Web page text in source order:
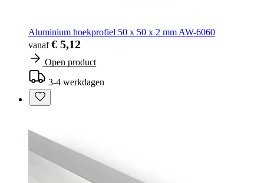
Aluminium hoekprofiel 50 x 50 x 2 mm AW-6060
vanaf€ 5,12
Open product
3-4 werkdagen